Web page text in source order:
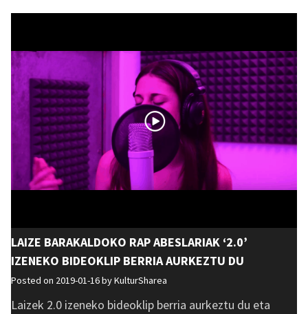
LAIZE BARAKALDOKO RAP ABESLARIAK ‘2.0’
IZENEKO BIDEOKLIP BERRIA AURKEZTU DU
Posted on 2019-01-16 byKulturSharea
Laizek 2.0 izeneko bideoklip berria aurkeztu du eta